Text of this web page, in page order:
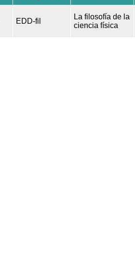
EDD-fil
La filosofía de la
ciencia física